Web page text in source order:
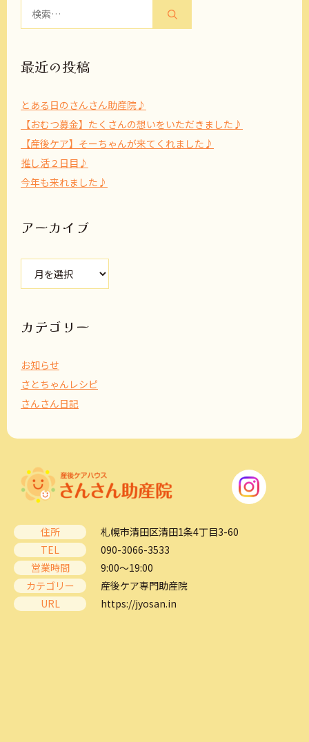
最近の投稿
とある日のさんさん助産院♪
【おむつ募金】たくさんの想いをいただきました♪
【産後ケア】そーちゃんが来てくれました♪
推し活２日目♪
今年も来れました♪
アーカイブ
ブ
カテゴリー
お知らせ
さとちゃんレシピ
さんさん日記
住所
札幌市清田区清田1条4丁目3-60
TEL
090-3066-3533
営業時間
9:00～19:00
カテゴリー
産後ケア専門助産院
URL
https://jyosan.in